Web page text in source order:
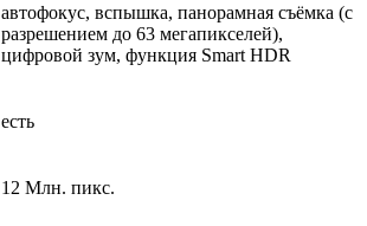
автофокус, вспышка, панорамная съёмка (с
разрешением до 63 мегапикселей),
цифровой зум, функция Smart HDR
есть
12 Млн. пикс.